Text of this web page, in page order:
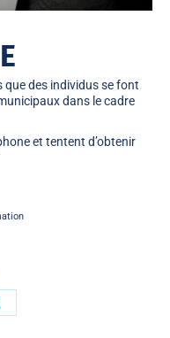
quedes individus se font
dans le cadre
et tentent d’obtenir